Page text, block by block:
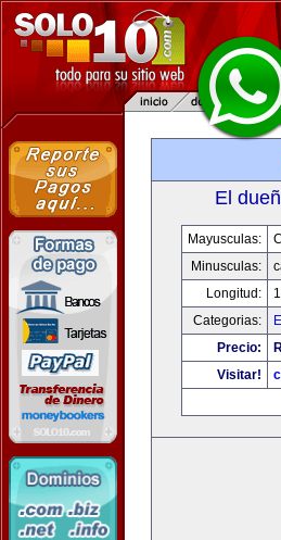
El
Mayusculas:
Minusculas:
Longitud:
Categorias:
Precio:
Visitar!